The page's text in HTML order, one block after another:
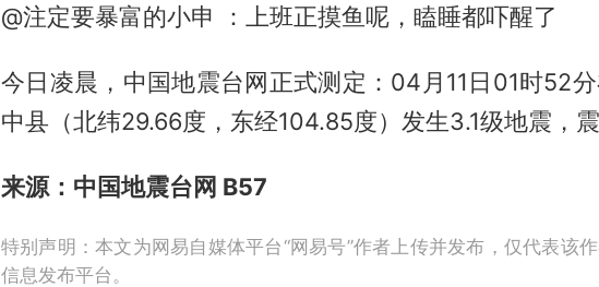
@注定要暴富的小申 ：上班正摸鱼呢，瞌睡都吓醒了
今日凌晨，中国地震台网正式测定：04月11日01时52
中县（北纬29.66度，东经104.85度）发生3.1级地震，震
来源：中国地震台网 B57
特别声明：本文为网易自媒体平台“网易号”作者上传并发布，仅代表该
信息发布平台。